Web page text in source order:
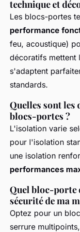
technique et
Les blocs-portes
performance
feu, acoustique)
décoratifs mettent
s'adaptent
standards.
Quelles sont les
blocs-portes ?
L'isolation varie
pour l'isolation
une isolation
performances
Quel bloc-
sécurité de ma
Optez pour un
serrure